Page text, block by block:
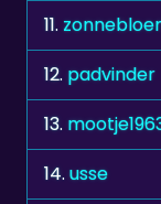
12.padvinder
13. mootje1963
14.usse
15. Mannike